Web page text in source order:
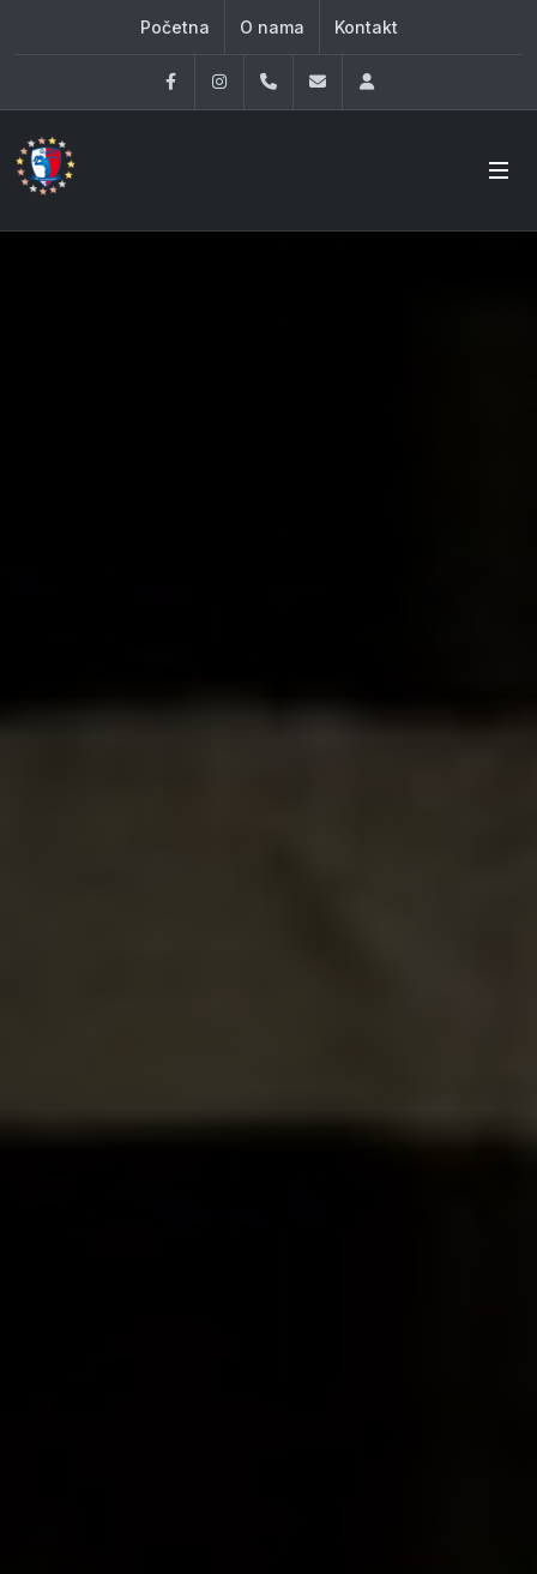
Početna O nama Kontakt
FacebookInstagram060 33 86 930